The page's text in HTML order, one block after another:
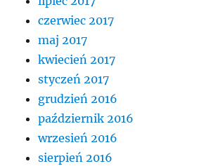
czerwiec 2017
maj 2017
kwiecień 2017
styczeń 2017
grudzień 2016
październik 2016
wrzesień 2016
sierpień 2016